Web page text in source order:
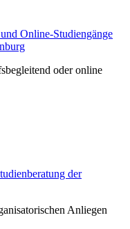
oder online
Anliegen